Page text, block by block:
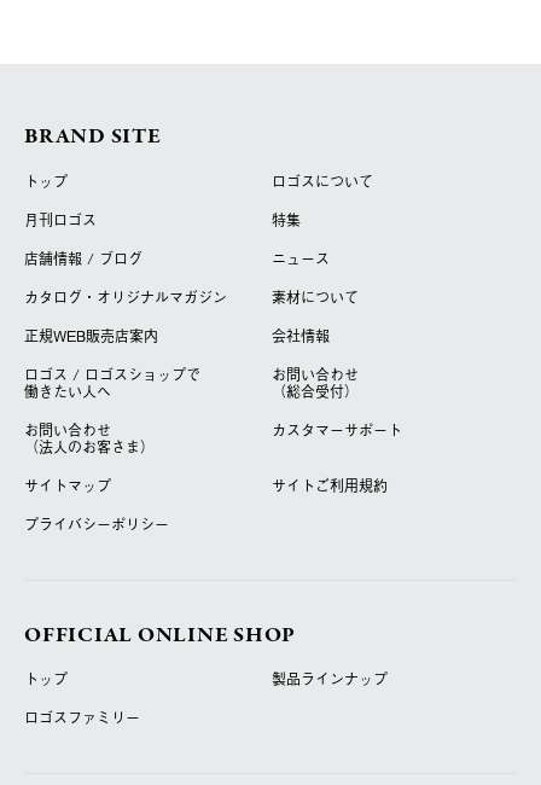
BRAND SITE
トップ
ロゴスについて
月刊ロゴス
特集
店舗情報 / ブログ
ニュース
カタログ・オリジナルマガジン
素材について
正規WEB販売店案内
会社情報
ロゴス / ロゴスショップで
働きたい人へ
お問い合わせ
（総合受付）
お問い合わせ
（法人のお客さま）
カスタマーサポート
サイトマップ
サイトご利用規約
プライバシーポリシー
OFFICIAL ONLINE SHOP
トップ
製品ラインナップ
ロゴスファミリー